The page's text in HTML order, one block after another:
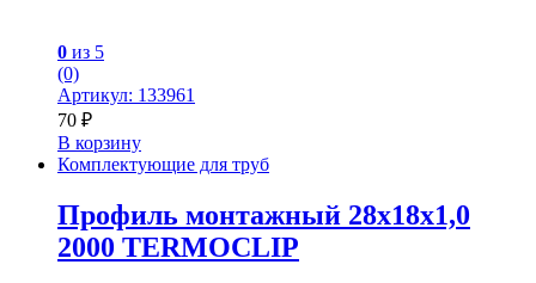
0 из 5
(0)
Артикул: 133961
70 ₽
В корзину
Комплектующие для труб
Профиль монтажный 28х18х1,0
2000 TERMOCLIP